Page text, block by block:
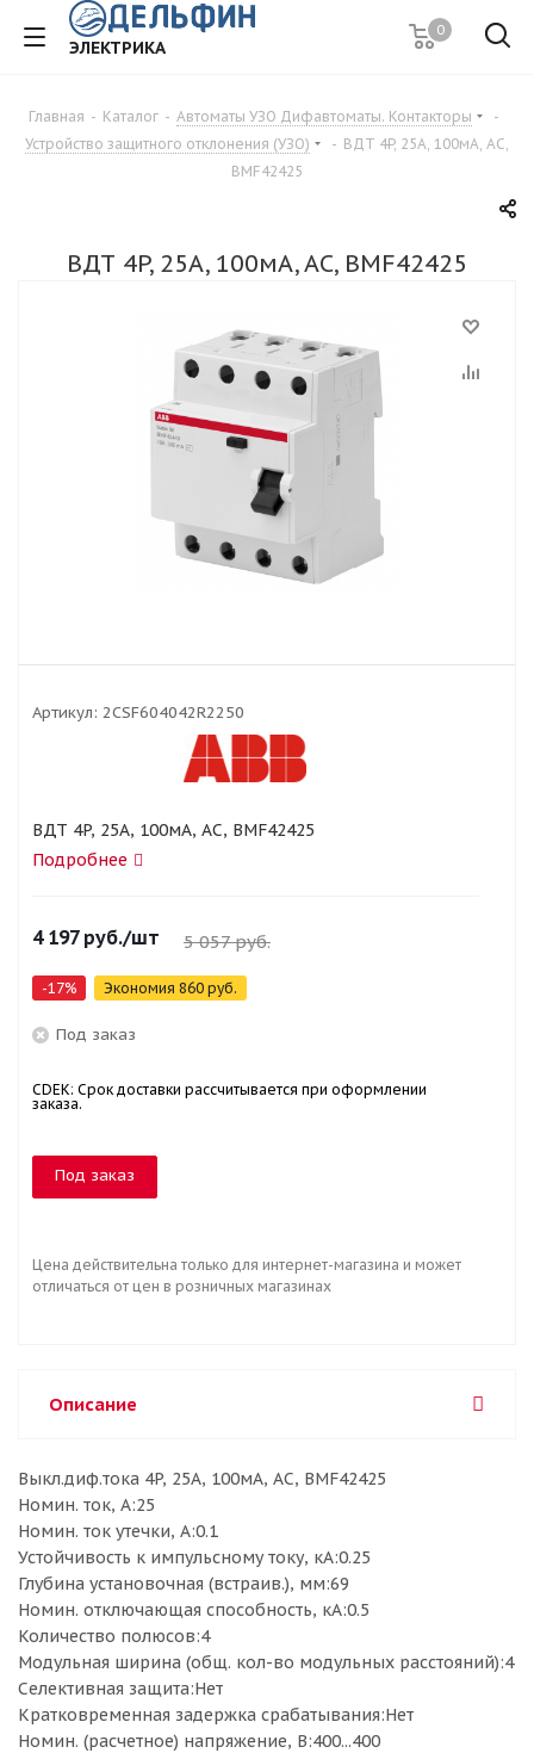
ЭЛЕКТРИКА
0
Главная - Каталог - Автоматы УЗО Дифавтоматы. Контакторы
-
Устройство защитного отклонения (УЗО)
- ВДТ 4P, 25A, 100мA, AC,
BMF42425
ВДТ 4P, 25A, 100мA, AC, BMF42425
Артикул: 2CSF604042R2250
ВДТ 4P, 25A, 100мA, AC, BMF42425
Подробнее
4 197руб./шт 5 057руб.
-17% Экономия 860 руб.
Под заказ
CDEK: Срок доставки рассчитывается при оформлении
заказа.
Под заказ
Цена действительна только для интернет-магазина и может
отличаться от цен в розничных магазинах
Описание
Выкл.диф.тока 4P, 25A, 100мA, AC, BMF42425
Номин. ток, А:25
Номин. ток утечки, А:0.1
Устойчивость к импульсному току, кА:0.25
Глубина установочная (встраив.), мм:69
Номин. отключающая способность, кА:0.5
Количество полюсов:4
Модульная ширина (общ. кол-во модульных расстояний):4
Селективная защита:Нет
Кратковременная задержка срабатывания:Нет
Номин. (расчетное) напряжение, В:400...400